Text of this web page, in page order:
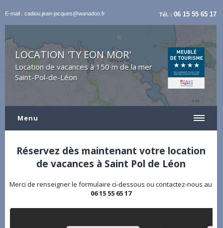
E-mail : cadiou.jean-jacques@wanadoo.fr Tél. :06 15 55 65 17
LOCATION 'TY EON MOR'
Location de vacances à 150 m de la mer
Saint-Pol-de-Léon
Menu
Réservez dès maintenant votre location
de vacances à Saint Pol de Léon
Merci de renseigner le formulaire ci-dessous ou contactez-nous au
06 15 55 65 17